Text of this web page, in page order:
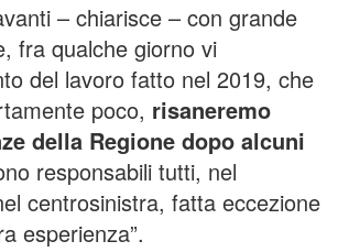
– chiarisce – con grande
fra qualche giorno vi
del lavoro fatto nel 2019, che
poco, risaneremo
della Regione dopo alcuni
responsabili tutti, nel
centrosinistra, fatta eccezione
esperienza”.